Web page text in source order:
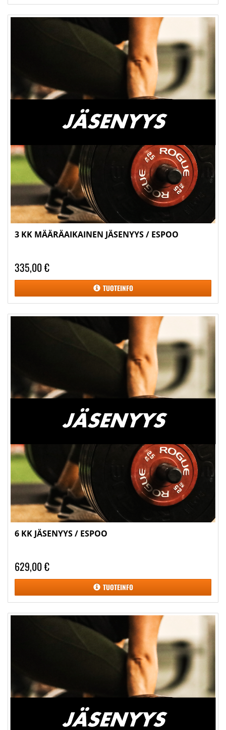
3 KK MÄÄRÄAIKAINEN JÄSENYYS / ESPOO
335,00 €
TUOTEINFO
6 KK JÄSENYYS / ESPOO
629,00 €
TUOTEINFO